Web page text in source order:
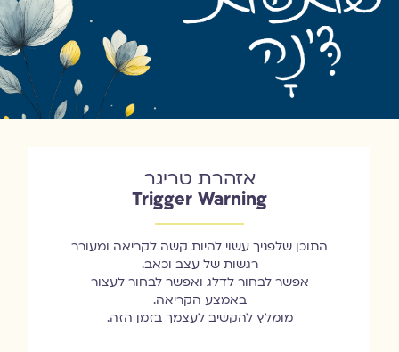
אזהרת טריגר
Trigger Warning
התוכן שלפניך עשוי להיות קשה לקריאה ומעורר
רגשות של עצב וכאב.
אפשר לבחור לדלג ואפשר לבחור לעצור
באמצע הקריאה.
מומלץ להקשיב לעצמך בזמן הזה.